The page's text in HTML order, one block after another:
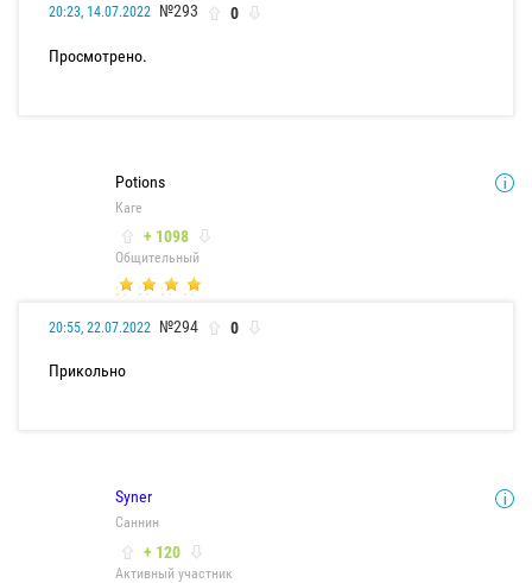
20:23, 14.07.2022 №293 0
Просмотрено.
Potions
Каге
+ 1098
Общительный
20:55, 22.07.2022 №294 0
Прикольно
Syner
Саннин
+ 120
Активный участник